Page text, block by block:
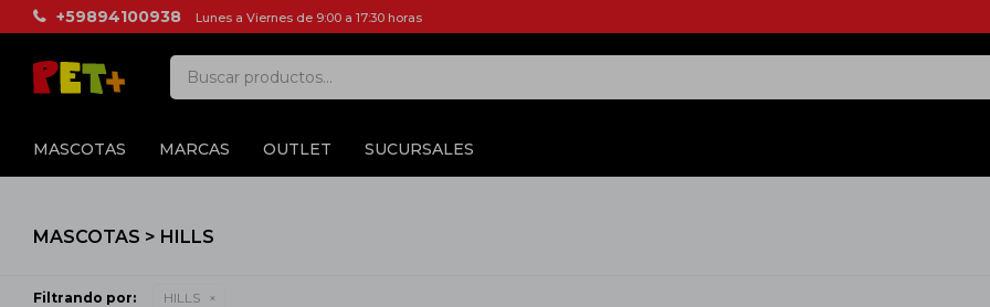
MASCOTAS MARCAS OUTLET SUCURSALES
+59894100938 Lunes a Viernes de 9:00 a 17:30 horas
MASCOTAS > HILLS
Filtrando por: HILLS